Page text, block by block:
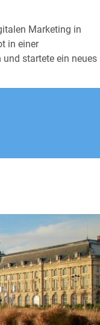
Marketing in
in einer
startete ein neues